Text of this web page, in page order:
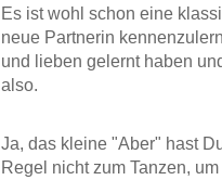
Es ist wohl schon eine
neue Partnerin
und lieben gelernt haben
also.
Ja, das kleine "Aber" hast
Regel nicht zum Tanzen,